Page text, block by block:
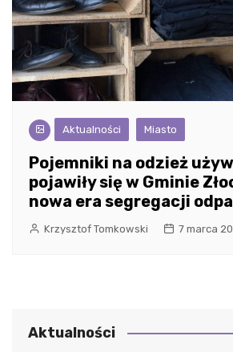
Aktualności Miasto
Pojemniki na odzież
pojawiły się w Gminie
nowa era segregacji
Krzysztof Tomkowski 7 marca
Aktualności